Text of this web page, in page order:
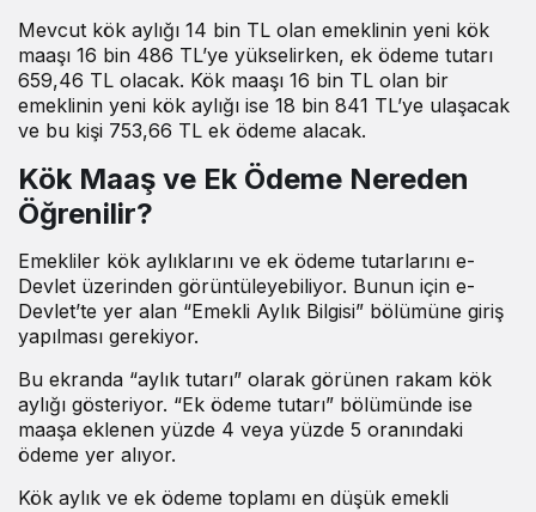
Mevcut kök aylığı 14 bin TL olan emeklinin yeni kök
maaşı 16 bin 486 TL’ye yükselirken, ek ödeme tutarı
659,46 TL olacak. Kök maaşı 16 bin TL olan bir
emeklinin yeni kök aylığı ise 18 bin 841 TL’ye ulaşacak
ve bu kişi 753,66 TL ek ödeme alacak.
Kök Maaş ve Ek Ödeme Nereden
Öğrenilir?
Emekliler kök aylıklarını ve ek ödeme tutarlarını e-
Devlet üzerinden görüntüleyebiliyor. Bunun için e-
Devlet’te yer alan “Emekli Aylık Bilgisi” bölümüne giriş
yapılması gerekiyor.
Bu ekranda “aylık tutarı” olarak görünen rakam kök
aylığı gösteriyor. “Ek ödeme tutarı” bölümünde ise
maaşa eklenen yüzde 4 veya yüzde 5 oranındaki
ödeme yer alıyor.
Kök aylık ve ek ödeme toplamı en düşük emekli